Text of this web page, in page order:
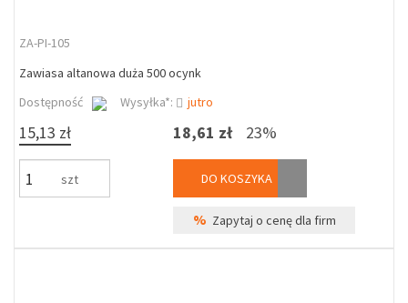
ZA-PI-105
Zawiasa altanowa duża 500 ocynk
Dostępność
Wysyłka*: jutro
15,13 zł
szt
18,61 zł 23%
DO KOSZYKA
% Zapytaj o cenę dla firm